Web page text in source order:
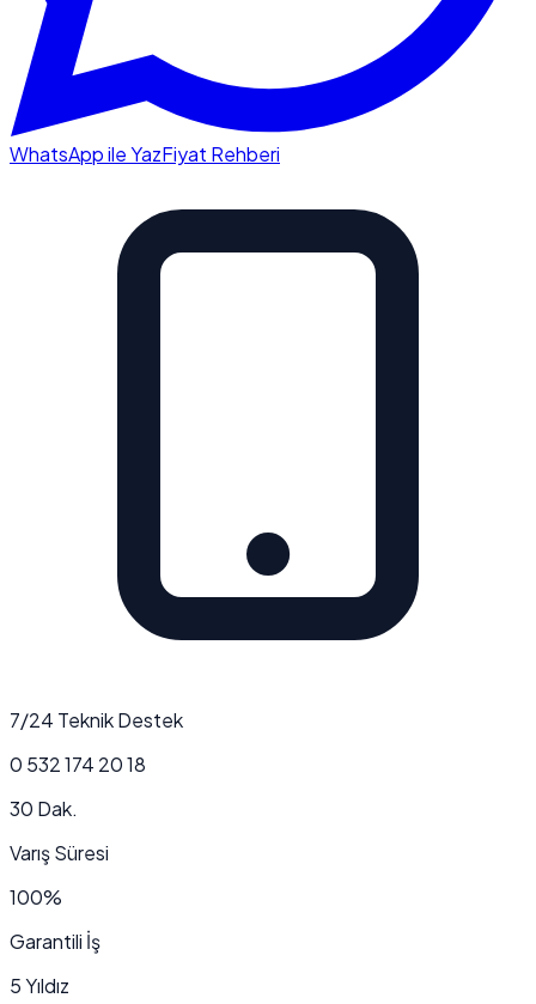
WhatsApp ile YazFiyat Rehberi
7/24 Teknik Destek
0 532 174 20 18
30 Dak.
Varış Süresi
100%
Garantili İş
5 Yıldız